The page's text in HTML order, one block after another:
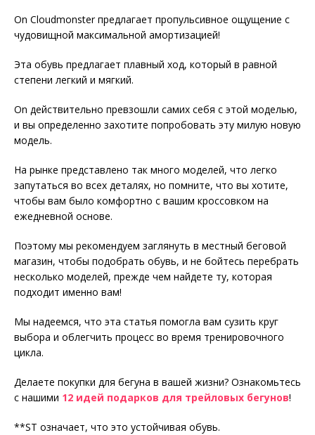
On Cloudmonster предлагает пропульсивное ощущение с
чудовищной максимальной амортизацией!
Эта обувь предлагает плавный ход, который в равной
степени легкий и мягкий.
On действительно превзошли самих себя с этой моделью,
и вы определенно захотите попробовать эту милую новую
модель.
На рынке представлено так много моделей, что легко
запутаться во всех деталях, но помните, что вы хотите,
чтобы вам было комфортно с вашим кроссовком на
ежедневной основе.
Поэтому мы рекомендуем заглянуть в местный беговой
магазин, чтобы подобрать обувь, и не бойтесь перебрать
несколько моделей, прежде чем найдете ту, которая
подходит именно вам!
Мы надеемся, что эта статья помогла вам сузить круг
выбора и облегчить процесс во время тренировочного
цикла.
Делаете покупки для бегуна в вашей жизни? Ознакомьтесь
с нашими 12 идей подарков для трейловых бегунов!
**ST означает, что это устойчивая обувь.